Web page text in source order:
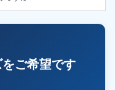
ご希望です